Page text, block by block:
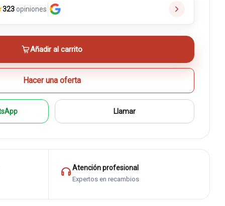
323opiniones
Añadir al carrito
Hacer una oferta
Llamar
Atención profesional
Expertos en recambios